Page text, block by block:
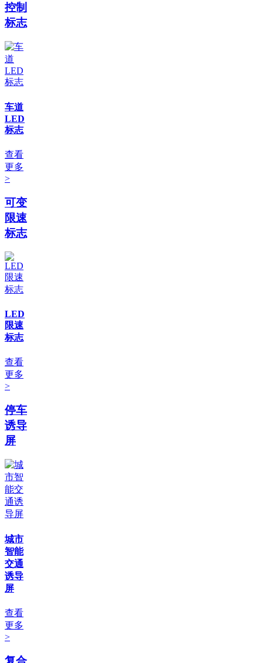
控制
标志
车道
LED
标志
查看
更多
>
可变
限速
标志
LED
限速
标志
查看
更多
>
停车
诱导
屏
城市
智能
交通
诱导
屏
查看
更多
>